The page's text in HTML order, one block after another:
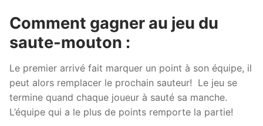
Comment gagner au jeu du
saute-mouton :
Le premier arrivé fait marquer un point à son équipe, il
peut alors remplacer le prochain sauteur! Le jeu se
termine quand chaque joueur à sauté sa manche.
L’équipe qui a le plus de points remporte la partie!